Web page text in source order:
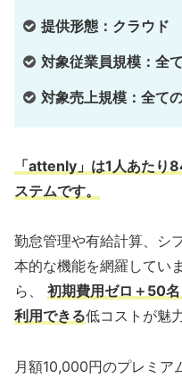
提供形態：クラウド
対象従業員規模：全
対象売上規模：全て
「attenly」は1人あたり
ステムです。
勤怠管理や有給計算、シ
本的な機能を網羅してい
ら、 初期費用ゼロ＋50
利用できる低コストが魅
月額10,000円のプレミア